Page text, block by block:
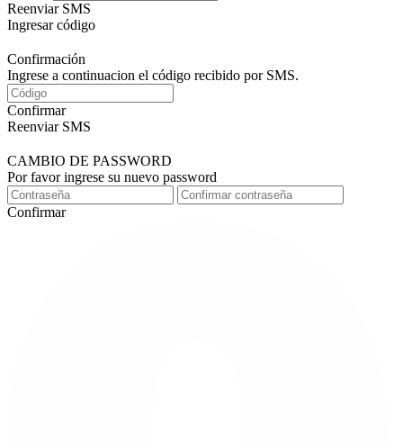
Reenviar SMS
Ingresar código
Confirmación
Ingrese a continuacion el código recibido por SMS.
Confirmar
Reenviar SMS
CAMBIO DE PASSWORD
Por favor ingrese su nuevo password
Confirmar